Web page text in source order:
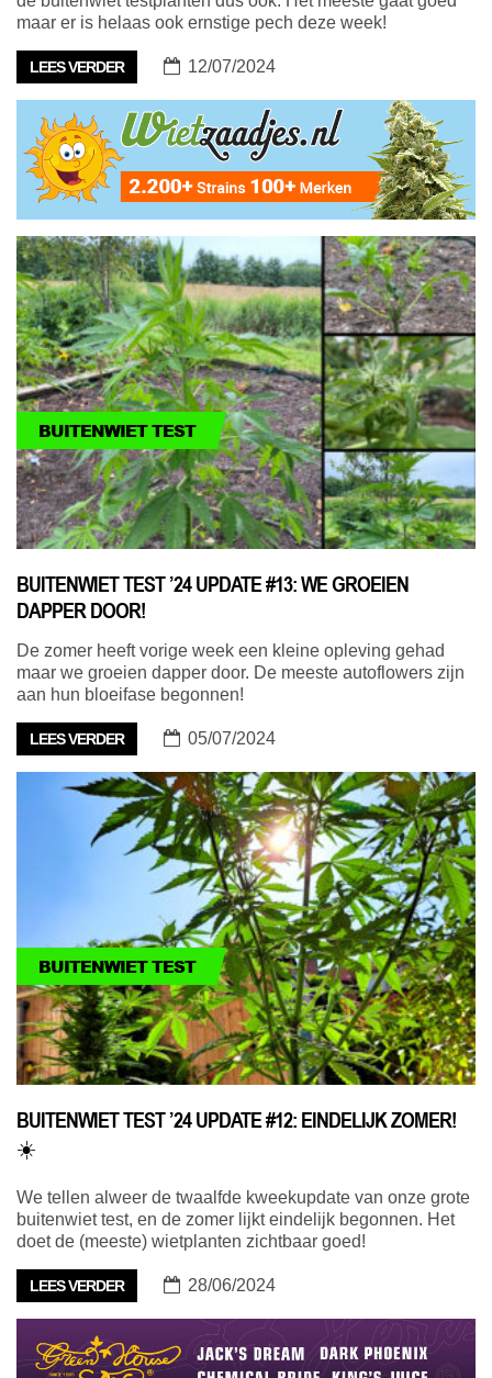
maar er is helaas ook ernstige pech deze week!
LEES VERDER 12/07/2024
BUITENWIET TEST
BUITENWIET TEST ’24 UPDATE #13: WE GROEIEN
DAPPER DOOR!
De zomer heeft vorige week een kleine opleving gehad
maar we groeien dapper door. De meeste autoflowers zijn
aan hun bloeifase begonnen!
LEES VERDER 05/07/2024
BUITENWIET TEST
BUITENWIET TEST ’24 UPDATE #12: EINDELIJK ZOMER!
☀️
We tellen alweer de twaalfde kweekupdate van onze grote
buitenwiet test, en de zomer lijkt eindelijk begonnen. Het
doet de (meeste) wietplanten zichtbaar goed!
LEES VERDER 28/06/2024